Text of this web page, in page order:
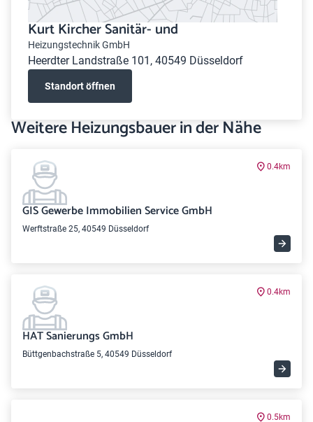
Kurt Kircher Sanitär- und
Heizungstechnik GmbH
Heerdter Landstraße 101, 40549 Düsseldorf
Standort öffnen
Weitere Heizungsbauer in der Nähe
0.4km
GIS Gewerbe Immobilien Service GmbH
Werftstraße 25, 40549 Düsseldorf
0.4km
HAT Sanierungs GmbH
Büttgenbachstraße 5, 40549 Düsseldorf
0.5km